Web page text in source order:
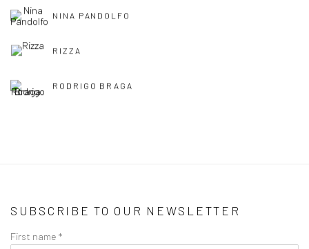
NINA PANDOLFO
RIZZA
RODRIGO BRAGA
SUBSCRIBE TO OUR NEWSLETTER
First name *